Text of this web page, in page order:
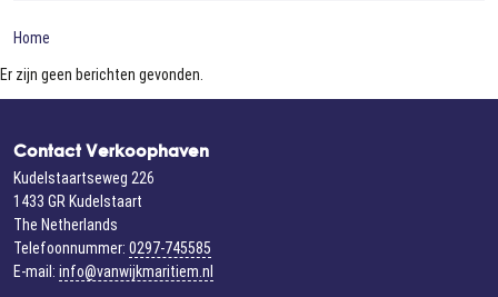
Home
Er zijn geen berichten gevonden.
Contact Verkoophaven
Kudelstaartseweg 226
1433 GR Kudelstaart
The Netherlands
Telefoonnummer: 0297-745585
E-mail: info@vanwijkmaritiem.nl